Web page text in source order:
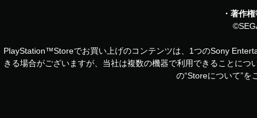
・著作権
PlayStation™Storeでお買い上げのコンテンツは、1つのSony
きる場合がございますが、当社は複数の機器で利用できることに
の“Storeについて”を